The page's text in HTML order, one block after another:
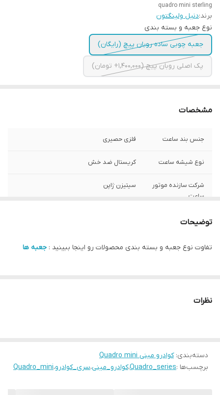
quadro mini sterling
برند:دنیل ولینگتون
نوع جعبه و بسته بندی
جعبه چوبی ساده روبان پیچ (رایگان)
پک اصلی روبان پیچ (1,400,000+ تومان)
مشخصات
جنس بند ساعت فلزی حصیری
نوع شیشه ساعت کریستال ضد خش
شرکت سازنده موتور
ساعت
سیتیزن ژاپن
مبدا برند
توضیحات
تفاوت نوع جعبه و بسته بندی محصولات رو اینجا ببینید : جعبه ها
نظرات
دسته‌بندی:کوادرو مینی Quadro mini
برچسب‌ها :Quadro_series،کوادرو_مینی،سری_کوادرو،Quadro_mini